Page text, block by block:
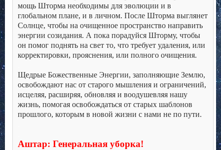
мощь Шторма необходимы для эволюции и в
глобальном плане, и в личном. После Шторма выглянет
Солнце, чтобы на очищенное пространство направить
энергии созидания. А пока порадуйся Шторму, чтобы
он помог поднять на свет то, что требует удаления, или
корректировки, прояснения, или полного очищения.
Щедрые Божественные Энергии, заполняющие Землю,
освобождают нас от старого мышления и ограничений,
исцеляя, расширяя, обновляя и воодушевляя нашу
жизнь, помогая освобождаться от старых шаблонов
прошлого, которым в новой жизни с нами не по пути.
Аштар: Генеральная уборка!